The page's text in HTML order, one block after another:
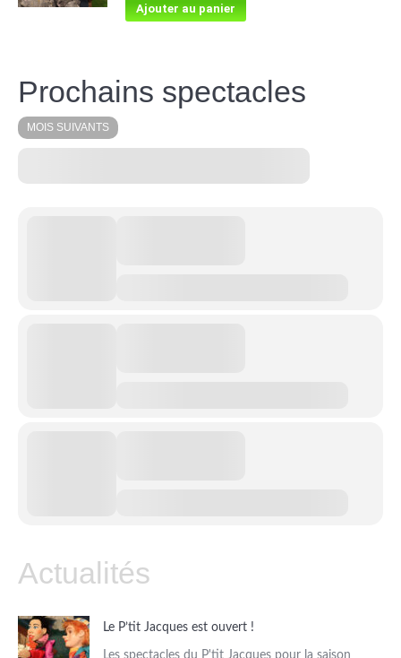
Ajouter au panier
Prochains spectacles
MOIS SUIVANTS
Actualités
Le P’tit Jacques est ouvert !
Les spectacles du P'tit Jacques pour la saison